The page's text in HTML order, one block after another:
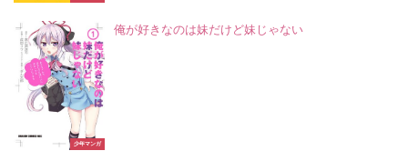
少年マンガ
俺が好きなのは妹だけど妹じゃない